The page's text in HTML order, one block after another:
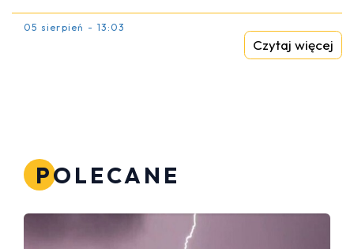
05 sierpień - 13:03
Czytaj więcej
POLECANE